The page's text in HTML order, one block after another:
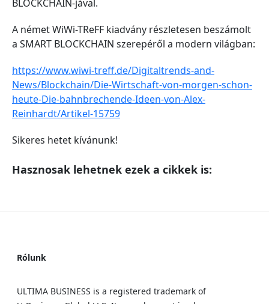
BLOCKCHAIN-jával.
A német WiWi-TReFF kiadvány részletesen beszámolt
a SMART BLOCKCHAIN szerepéről a modern világban:
https://www.wiwi-treff.de/Digitaltrends-and-
News/Blockchain/Die-Wirtschaft-von-morgen-schon-
heute-Die-bahnbrechende-Ideen-von-Alex-
Reinhardt/Artikel-15759
Sikeres hetet kívánunk!
Hasznosak lehetnek ezek a cikkek is:
Rólunk
ULTIMA BUSINESS is a registered trademark of